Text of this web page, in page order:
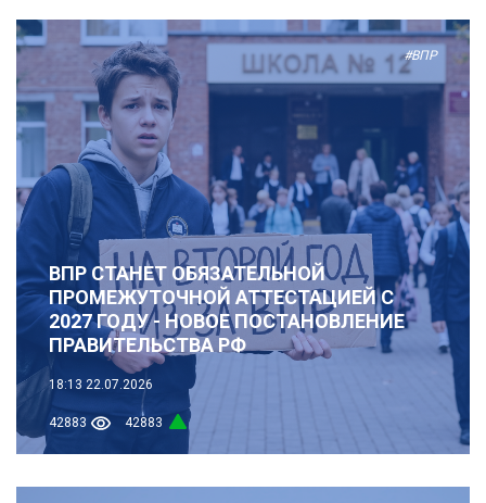
#ВПР
ВПР СТАНЕТ ОБЯЗАТЕЛЬНОЙ
ПРОМЕЖУТОЧНОЙ АТТЕСТАЦИЕЙ С
2027 ГОДУ - НОВОЕ ПОСТАНОВЛЕНИЕ
ПРАВИТЕЛЬСТВА РФ
18:13 22.07.2026
42883 42883